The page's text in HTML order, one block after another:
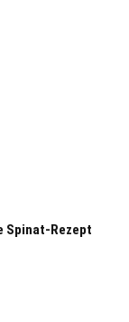
Spinat-Rezept